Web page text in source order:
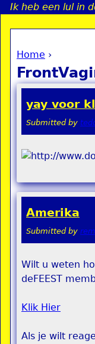
Ik heb een lul in
You are
Home ›
yay voor
Submitted by
Amerika
Submitted by
Wilt u weten
deFEEST
Klik Hier
Als je wilt